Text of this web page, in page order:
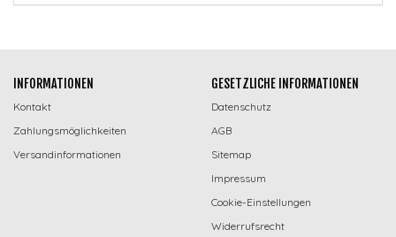
INFORMATIONEN
Kontakt
Zahlungsmöglichkeiten
Versandinformationen
GESETZLICHE INFORMATIONEN
Datenschutz
AGB
Sitemap
Impressum
Cookie-Einstellungen
Widerrufsrecht